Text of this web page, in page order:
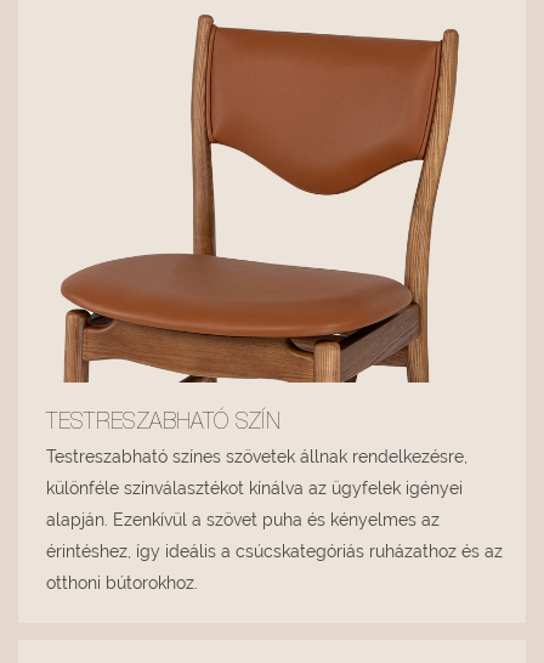
TESTRESZABHATÓ SZÍN
Testreszabható színes szövetek állnak rendelkezésre,
különféle színválasztékot kínálva az ügyfelek igényei
alapján. Ezenkívül a szövet puha és kényelmes az
érintéshez, így ideális a csúcskategóriás ruházathoz és az
otthoni bútorokhoz.